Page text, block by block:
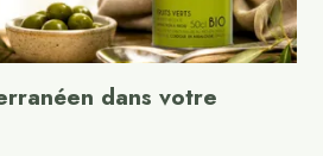
dans votre